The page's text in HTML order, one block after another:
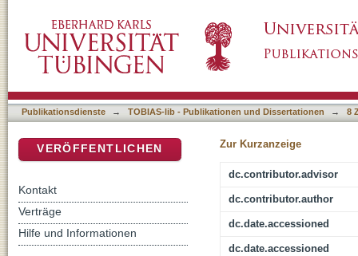
SRF.
Publikationsdienste → TOBIAS-lib - Publikationen und Dissertationen → 8
Zur Kurzanzeige
dc.contributor.advisor
dc.contributor.author
dc.date.accessioned
dc.date.accessioned
VERÖFFENTLICHEN
Kontakt
Verträge
Hilfe und Informationen